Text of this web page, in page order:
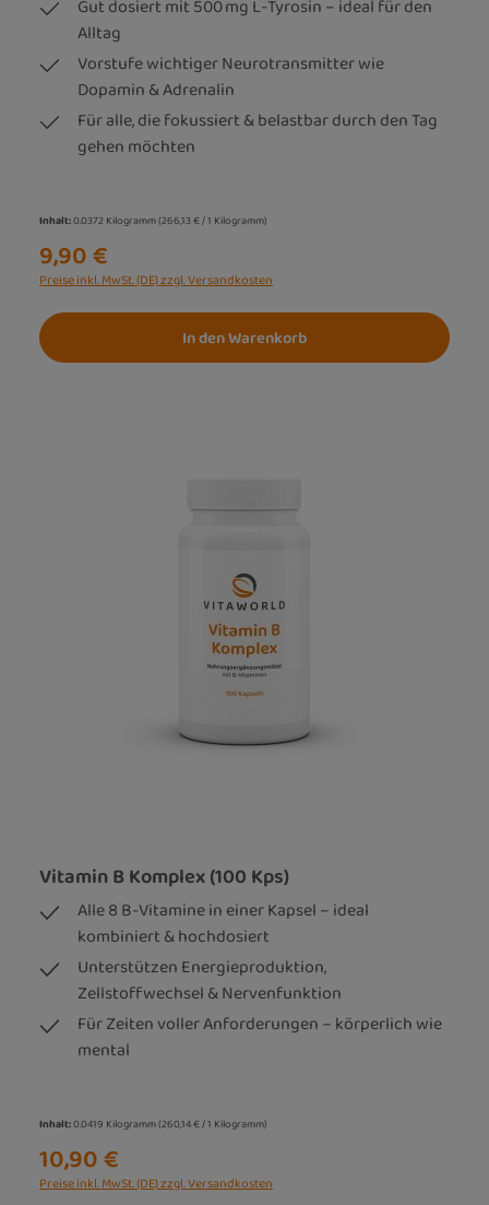
Gut dosiert mit 500 mg L-Tyrosin – ideal für den
Alltag
Vorstufe wichtiger Neurotransmitter wie
Dopamin & Adrenalin
Für alle, die fokussiert & belastbar durch den Tag
gehen möchten
Inhalt:0.0372 Kilogramm(266,13 € / 1 Kilogramm)
9,90 €
Preise inkl. MwSt. (DE) zzgl. Versandkosten
In den Warenkorb
Vitamin B Komplex (100 Kps)
Alle 8 B-Vitamine in einer Kapsel – ideal
kombiniert & hochdosiert
Unterstützen Energieproduktion,
Zellstoffwechsel & Nervenfunktion
Für Zeiten voller Anforderungen – körperlich wie
mental
Inhalt:0.0419 Kilogramm(260,14 € / 1 Kilogramm)
10,90 €
Preise inkl. MwSt. (DE) zzgl. Versandkosten